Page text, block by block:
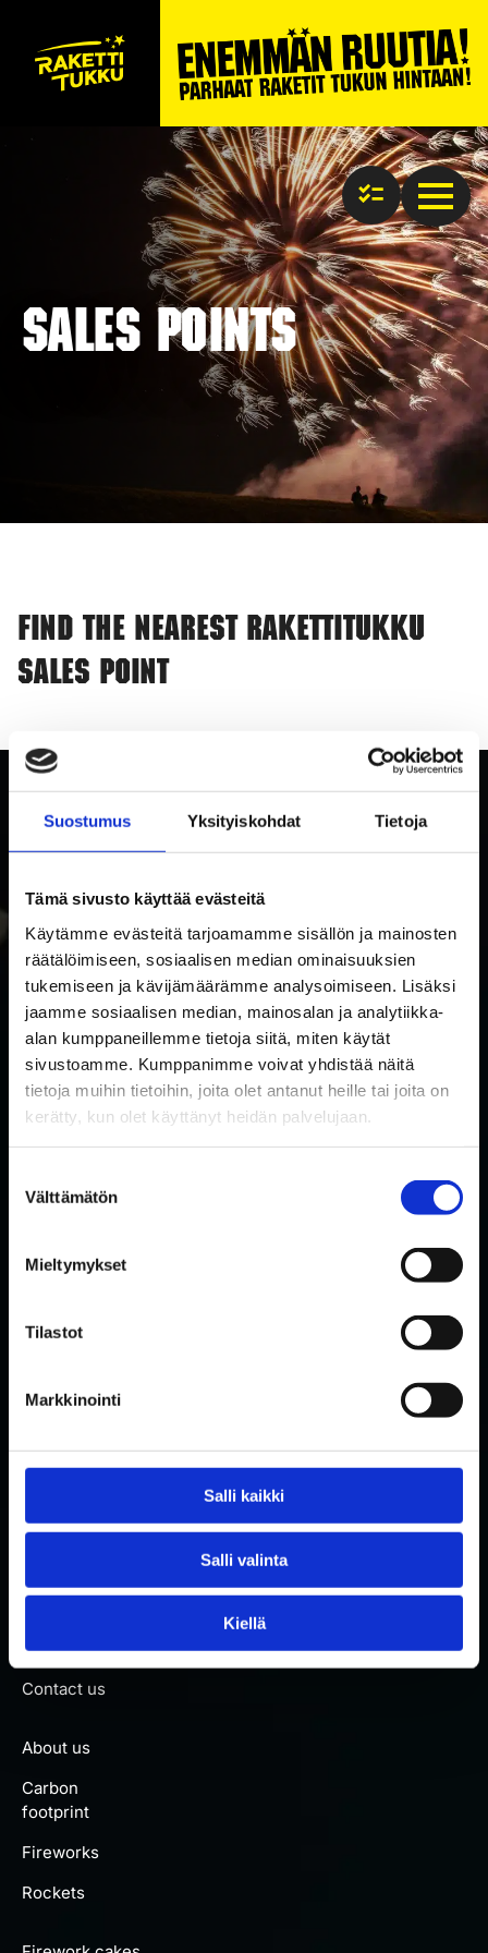
Suostumus Yksityiskohdat Tietoja
Tämä sivusto käyttää evästeitä
Käytämme evästeitä tarjoamamme sisällön ja mainosten
räätälöimiseen, sosiaalisen median ominaisuuksien
tukemiseen ja kävijämäärämme analysoimiseen. Lisäksi
jaamme sosiaalisen median, mainosalan ja analytiikka-
alan kumppaneillemme tietoja siitä, miten käytät
sivustoamme. Kumppanimme voivat yhdistää näitä
tietoja muihin tietoihin, joita olet antanut heille tai joita on
kerätty, kun olet käyttänyt heidän palvelujaan.
valinta
Välttämätön
Mieltymykset
Tilastot
Markkinointi
Salli kaikki
Salli valinta
Kiellä
Sales points
Find the nearest Rakettitukku
sales point
SUBSCRIBE TO RAKETTITUKKU'S NEWSLETTER
Subscribe to our newsletter and be the first to know about
new products and special offers!
Privacy
*
I accept the use of my data in accordance with the
privacy policy.
Email
Safety
Contact us
About us
Carbon
footprint
Fireworks
Rockets